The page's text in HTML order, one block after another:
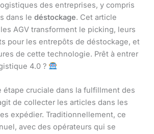
des entreprises, y compris
dans le déstockage. Cet article
AGV transforment le picking, leurs
pour les entrepôts de déstockage, et
de cette technologie. Prêt à entrer
4.0 ?
étape cruciale dans la fulfillment des
de collecter les articles dans les
expédier. Traditionnellement, ce
avec des opérateurs qui se